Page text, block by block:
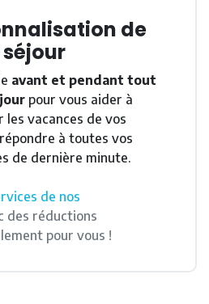
de
avant et pendant tout
pour vous aider à
les vacances de vos
à toutes vos
de dernière minute.
de nos
des réductions
pour vous !